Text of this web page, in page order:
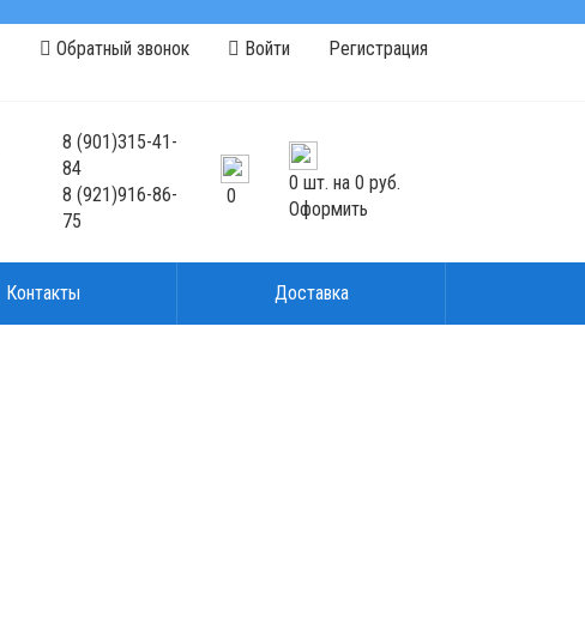
Обратный звонок Войти Регистрация
8(901)315-41-
84
8(921)916-86-
75
0
0 шт. на 0 руб.
Оформить
Контакты Доставка